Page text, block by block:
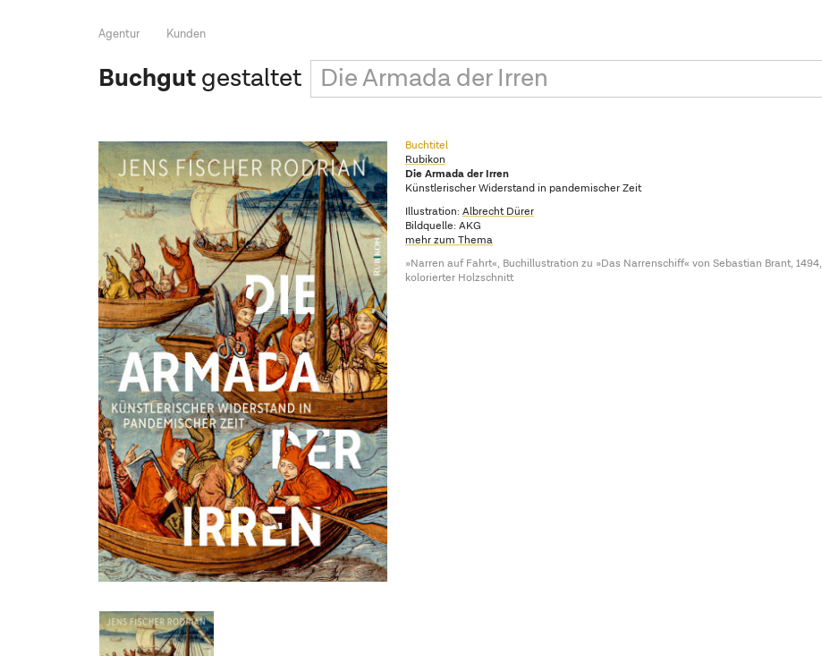
Agentur Kunden
Buchgutgestaltet Die Armada der Irren
Buchtitel
Rubikon
Die Armada der Irren
Künstlerischer Widerstand in pandemischer Zeit
Illustration:Albrecht Dürer
Bildquelle: AKG
mehr zum Thema
»Narren auf Fahrt«, Buchillustration zu »Das Narrenschiff« von Sebastian Brant, 1494,
kolorierter Holzschnitt